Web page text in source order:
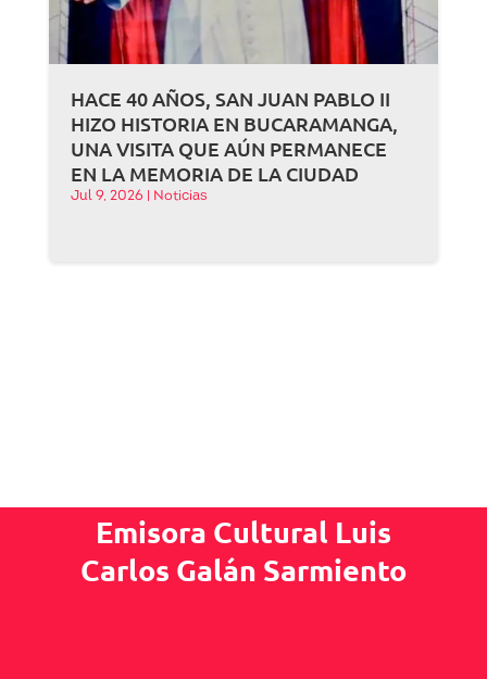
HACE 40 AÑOS, SAN JUAN PABLO II
HIZO HISTORIA EN BUCARAMANGA,
UNA VISITA QUE AÚN PERMANECE
EN LA MEMORIA DE LA CIUDAD
Jul 9, 2026 Noticias
Emisora Cultural Luis
Carlos Galán Sarmiento